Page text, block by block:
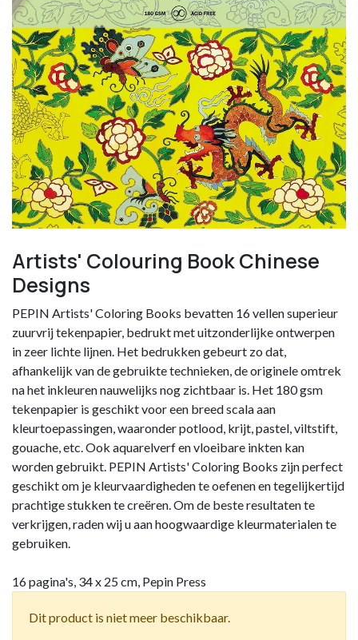
Artists' Colouring Book Chinese
Designs
PEPIN Artists' Coloring Books bevatten 16 vellen superieur
zuurvrij tekenpapier, bedrukt met uitzonderlijke ontwerpen
in zeer lichte lijnen. Het bedrukken gebeurt zo dat,
afhankelijk van de gebruikte technieken, de originele omtrek
na het inkleuren nauwelijks nog zichtbaar is. Het 180 gsm
tekenpapier is geschikt voor een breed scala aan
kleurtoepassingen, waaronder potlood, krijt, pastel, viltstift,
gouache, etc. Ook aquarelverf en vloeibare inkten kan
worden gebruikt. PEPIN Artists' Coloring Books zijn perfect
geschikt om je kleurvaardigheden te oefenen en tegelijkertijd
prachtige stukken te creëren. Om de beste resultaten te
verkrijgen, raden wij u aan hoogwaardige kleurmaterialen te
gebruiken.
16 pagina's, 34 x 25 cm, Pepin Press
Dit product is niet meer beschikbaar.